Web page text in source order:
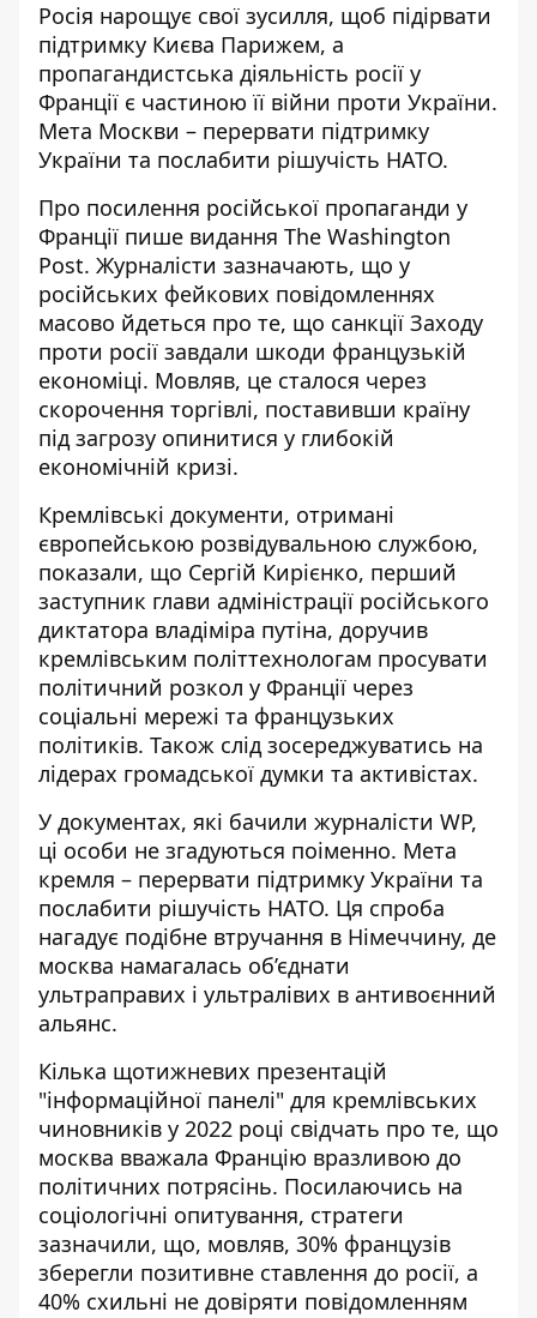
Росія нарощує свої зусилля, щоб підірвати
підтримку Києва Парижем, а
пропагандистська діяльність росії у
Франції є частиною її війни проти України.
Мета Москви – перервати підтримку
України та послабити рішучість НАТО.
Про посилення російської пропаганди у
Франції пише видання The Washington
Post. Журналісти зазначають, що у
російських фейкових повідомленнях
масово йдеться про те, що санкції Заходу
проти росії завдали шкоди французькій
економіці. Мовляв, це сталося через
скорочення торгівлі, поставивши країну
під загрозу опинитися у глибокій
економічній кризі.
Кремлівські документи, отримані
європейською розвідувальною службою,
показали, що Сергій Кирієнко, перший
заступник глави адміністрації російського
диктатора владіміра путіна, доручив
кремлівським політтехнологам просувати
політичний розкол у Франції через
соціальні мережі та французьких
політиків. Також слід зосереджуватись на
лідерах громадської думки та активістах.
У документах, які бачили журналісти WP,
ці особи не згадуються поіменно. Мета
кремля – перервати підтримку України та
послабити рішучість НАТО. Ця спроба
нагадує подібне втручання в Німеччину, де
москва намагалась об’єднати
ультраправих і ультралівих в антивоєнний
альянс.
Кілька щотижневих презентацій
"інформаційної панелі" для кремлівських
чиновників у 2022 році свідчать про те, що
москва вважала Францію вразливою до
політичних потрясінь. Посилаючись на
соціологічні опитування, стратеги
зазначили, що, мовляв, 30% французів
зберегли позитивне ставлення до росії, а
40% схильні не довіряти повідомленням